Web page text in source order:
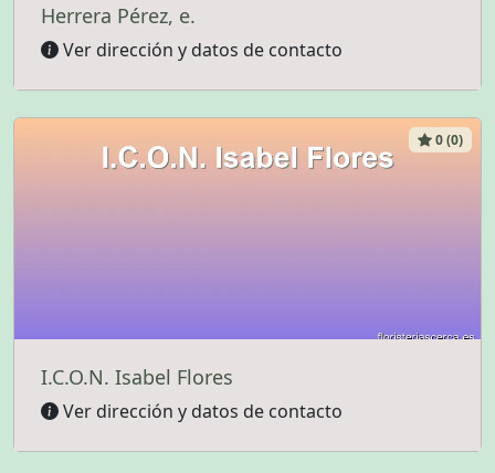
Herrera Pérez, e.
Ver dirección y datos de contacto
0 (0)
I.C.O.N. Isabel Flores
Ver dirección y datos de contacto